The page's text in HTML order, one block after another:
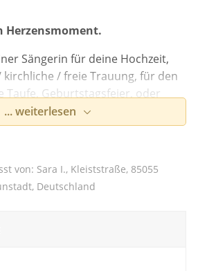
Herzensmoment.
Sängerin für deine Hochzeit,
/ freie Trauung, für den
Taufe, Geburtstagsfeier, oder
Überraschung? Dann bist du an
gelandet!
ich komme aus Ingolstadt und
Atmosphäre eines Live-Auftritts,
... weiterlesen
von: Sara I., Kleiststraße, 85055
Deutschland